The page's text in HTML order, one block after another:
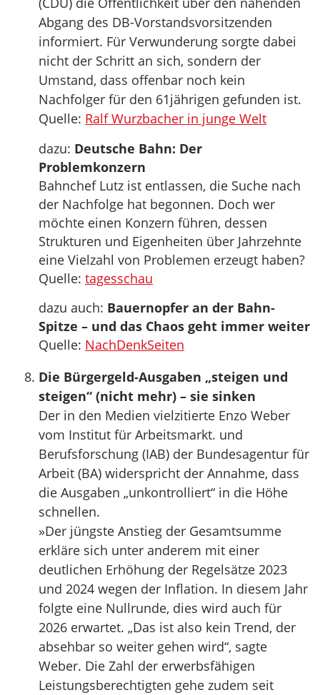
Abgang des DB-Vorstandsvorsitzenden
informiert. Für Verwunderung sorgte dabei
nicht der Schritt an sich, sondern der
Umstand, dass offenbar noch kein
Nachfolger für den 61jährigen gefunden ist.
Quelle: Ralf Wurzbacher in junge Welt
dazu: Deutsche Bahn: Der
Problemkonzern
Bahnchef Lutz ist entlassen, die Suche nach
der Nachfolge hat begonnen. Doch wer
möchte einen Konzern führen, dessen
Strukturen und Eigenheiten über Jahrzehnte
eine Vielzahl von Problemen erzeugt haben?
Quelle: tagesschau
dazu auch: Bauernopfer an der Bahn-
Spitze – und das Chaos geht immer weiter
Quelle: NachDenkSeiten
Die Bürgergeld-Ausgaben „steigen und
steigen“ (nicht mehr) – sie sinken
Der in den Medien vielzitierte Enzo Weber
vom Institut für Arbeitsmarkt. und
Berufsforschung (IAB) der Bundesagentur für
Arbeit (BA) widerspricht der Annahme, dass
die Ausgaben „unkontrolliert“ in die Höhe
schnellen.
»Der jüngste Anstieg der Gesamtsumme
erkläre sich unter anderem mit einer
deutlichen Erhöhung der Regelsätze 2023
und 2024 wegen der Inflation. In diesem Jahr
folgte eine Nullrunde, dies wird auch für
2026 erwartet. „Das ist also kein Trend, der
absehbar so weiter gehen wird“, sagte
Weber. Die Zahl der erwerbsfähigen
Leistungsberechtigten gehe zudem seit